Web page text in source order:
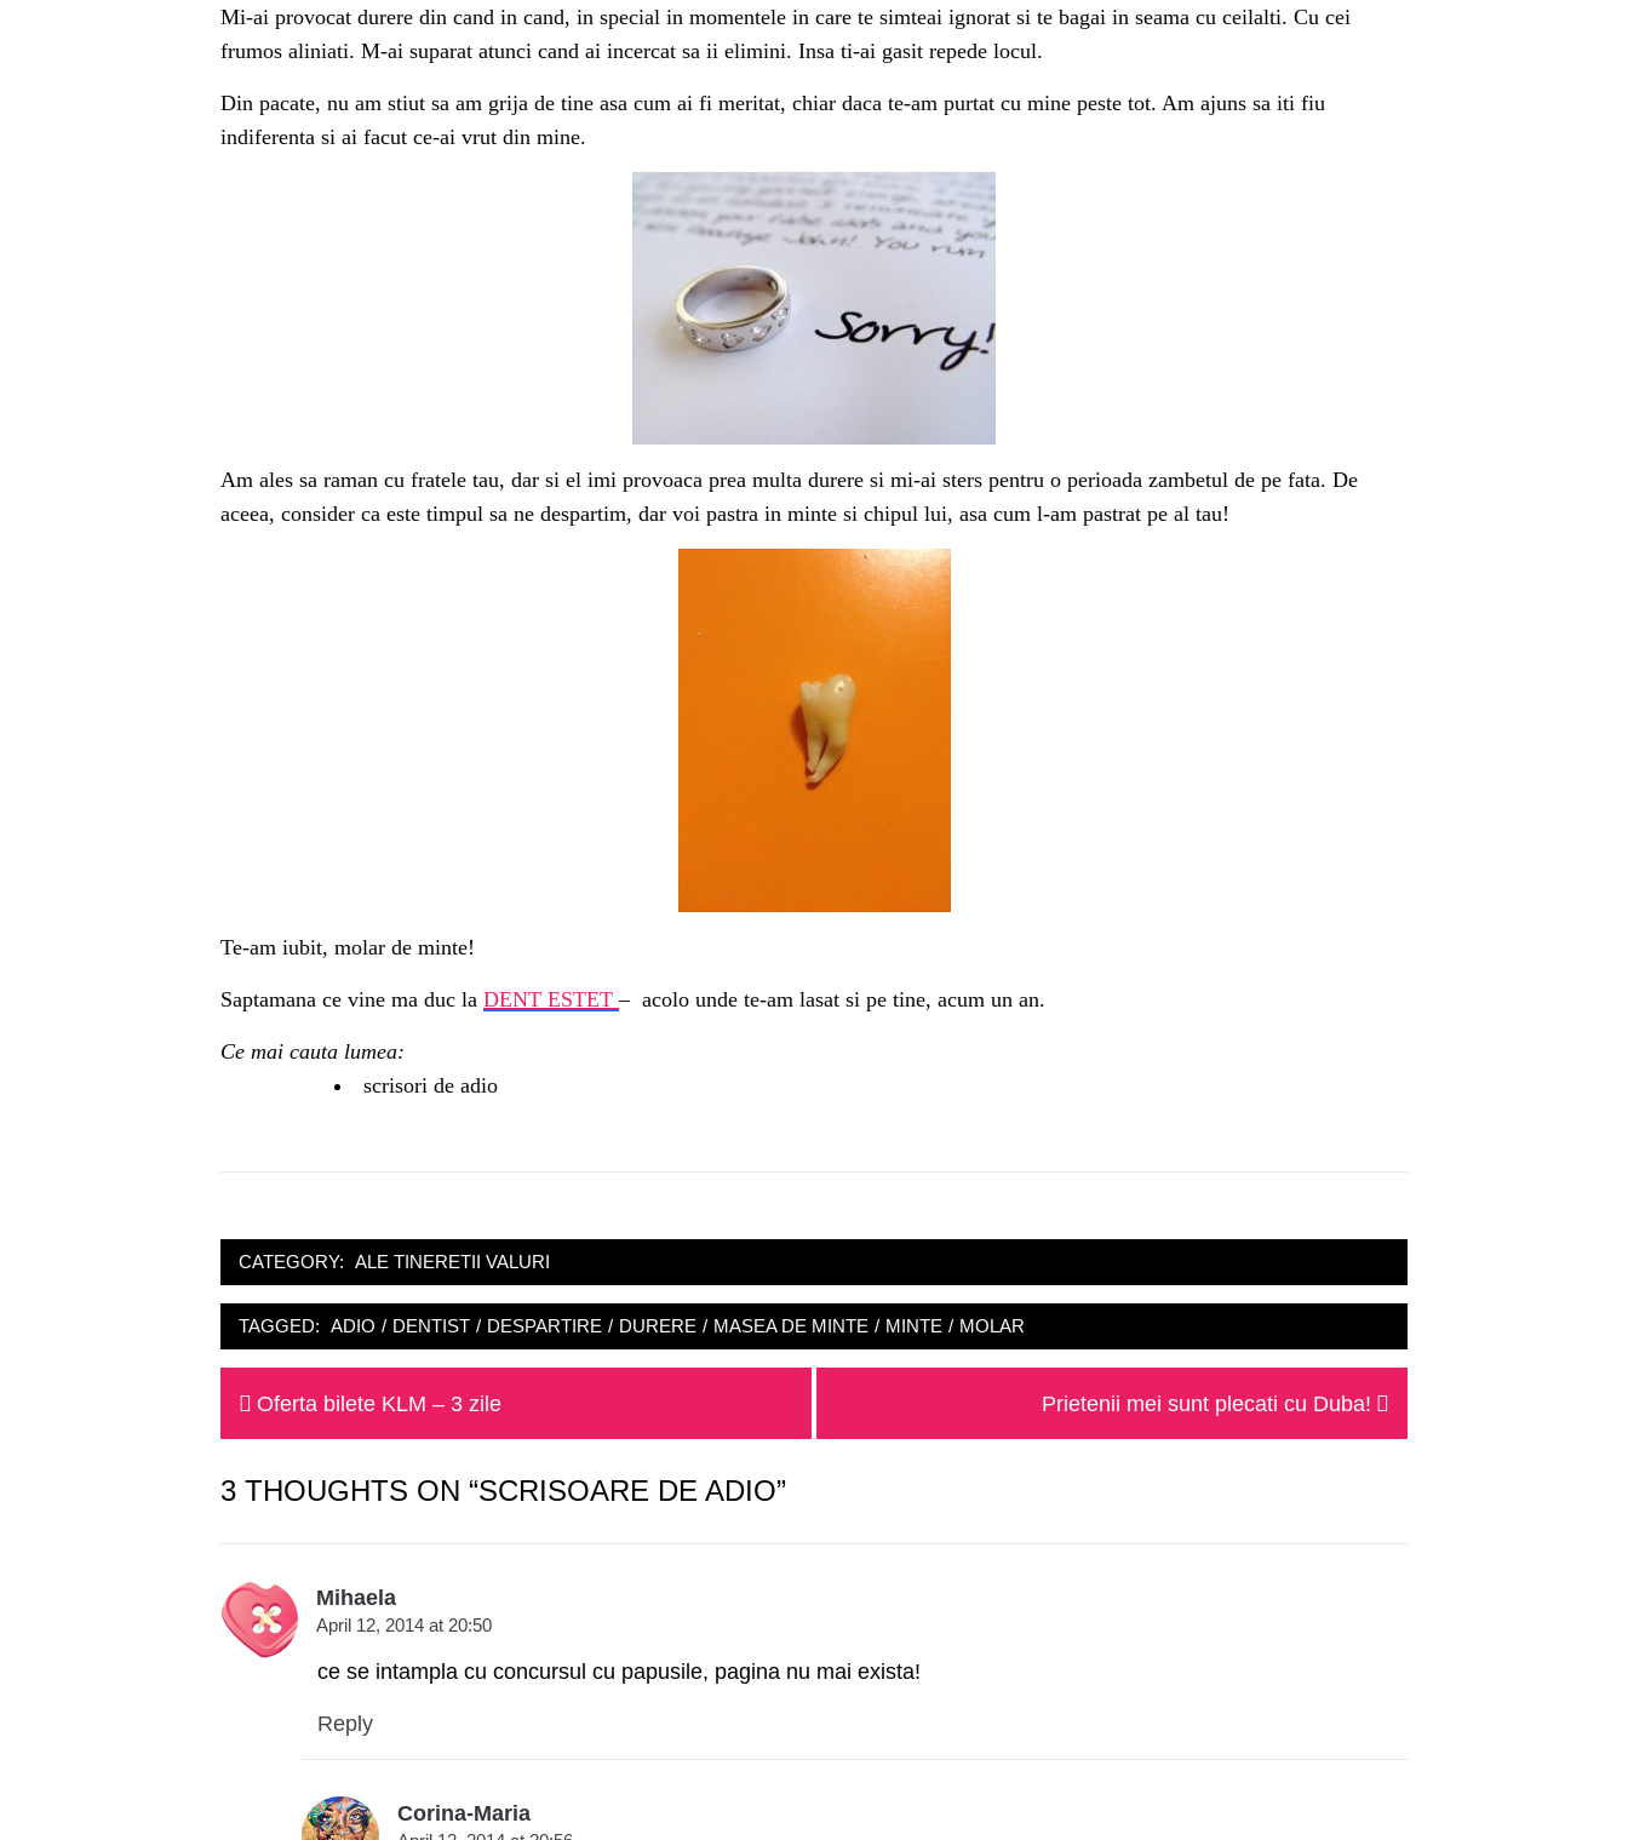
Mi-ai provocat durere din cand in cand, in special in momentele in care te simteai ignorat si te bagai in seama cu ceilalti. Cu cei
frumos aliniati. M-ai suparat atunci cand ai incercat sa ii elimini. Insa ti-ai gasit repede locul.
Din pacate, nu am stiut sa am grija de tine asa cum ai fi meritat, chiar daca te-am purtat cu mine peste tot. Am ajuns sa iti fiu
indiferenta si ai facut ce-ai vrut din mine.
Am ales sa raman cu fratele tau, dar si el imi provoaca prea multa durere si mi-ai sters pentru o perioada zambetul de pe fata. De
aceea, consider ca este timpul sa ne despartim, dar voi pastra in minte si chipul lui, asa cum l-am pastrat pe al tau!
Te-am iubit, molar de minte!
Saptamana ce vine ma duc la DENT ESTET– acolo unde te-am lasat si pe tine, acum un an.
Ce mai cauta lumea:
scrisori de adio
CATEGORY: ALE TINERETII VALURI
TAGGED: ADIO / DENTIST / DESPARTIRE / DURERE / MASEA DE MINTE / MINTE / MOLAR
PostPrevious
post:
Oferta bilete KLM – 3 zile
Next
post:
Prietenii mei sunt plecati cu Duba!
3 THOUGHTS ON “SCRISOARE DE ADIO”
Mihaela
April 12, 2014 at 20:50
ce se intampla cu concursul cu papusile, pagina nu mai exista!
Reply
Corina-Maria